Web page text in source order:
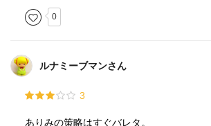
0
ルナミーブマンさん
3
ありみの策略はすぐバレタ。